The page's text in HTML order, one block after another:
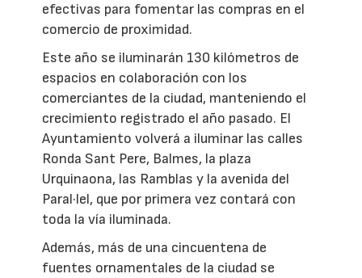
efectivas para fomentar las compras en el
comercio de proximidad.
Este año se iluminarán 130 kilómetros de
espacios en colaboración con los
comerciantes de la ciudad, manteniendo el
crecimiento registrado el año pasado. El
Ayuntamiento volverá a iluminar las calles
Ronda Sant Pere, Balmes, la plaza
Urquinaona, las Ramblas y la avenida del
Paral·lel, que por primera vez contará con
toda la vía iluminada.
Además, más de una cincuentena de
fuentes ornamentales de la ciudad se